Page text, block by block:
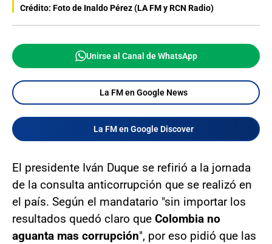
Crédito: Foto de Inaldo Pérez (LA FM y RCN Radio)
Unirse al Canal de WhatsApp
La FM en Google News
La FM en Google Discover
El presidente Iván Duque se refirió a la jornada
de la consulta anticorrupción que se realizó en
el país. Según el mandatario "sin importar los
resultados quedó claro que Colombia no
aguanta mas corrupción", por eso pidió que las